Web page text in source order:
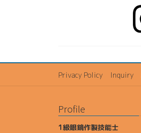
Privacy Policy Inquiry
Profile
1級眼鏡作製技能士